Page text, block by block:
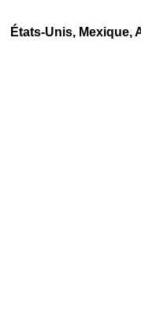
États-Unis, Mexique,